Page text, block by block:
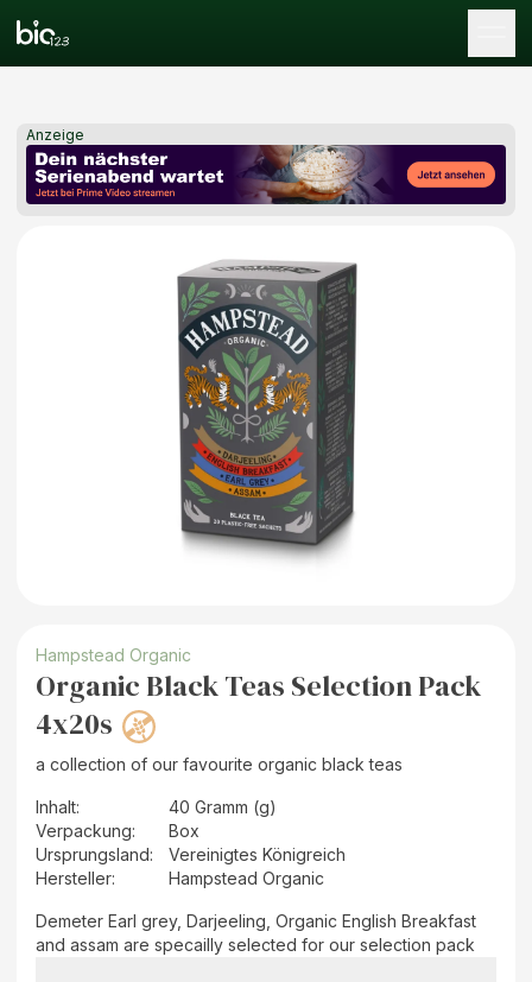
Anzeige
Hampstead Organic
Organic Black Teas Selection Pack
4x20s
a collection of our favourite organic black teas
Inhalt:
40 Gramm (g)
Verpackung:
Box
Ursprungsland:
Vereinigtes Königreich
Hersteller: Hampstead Organic
Demeter Earl grey, Darjeeling, Organic English Breakfast
and assam are specailly selected for our selection pack